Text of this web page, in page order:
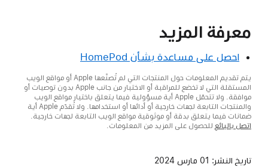
معرفة المزيد
احصل على مساعدة بشأن HomePod
يتم تقديم المعلومات حول المنتجات التي لم تُصنّعها Apple أو مواقع الويب
المستقلة التي لا تخضع للمراقبة أو الاختبار من جانب Apple بدون توصيات أو
موافقة. ولا تتحمّل Apple أية مسؤولية فيما يتعلق باختيار مواقع الويب
والمنتجات التابعة لجهات خارجية أو أدائها أو استخدامها. ولا تُقدّم Apple أية
ضمانات فيما يتعلق بدقة أو موثوقية مواقع الويب التابعة لجهات خارجية.
اتصل بالبائع للحصول على المزيد من المعلومات.
تاريخ النشر: 01 مارس 2024